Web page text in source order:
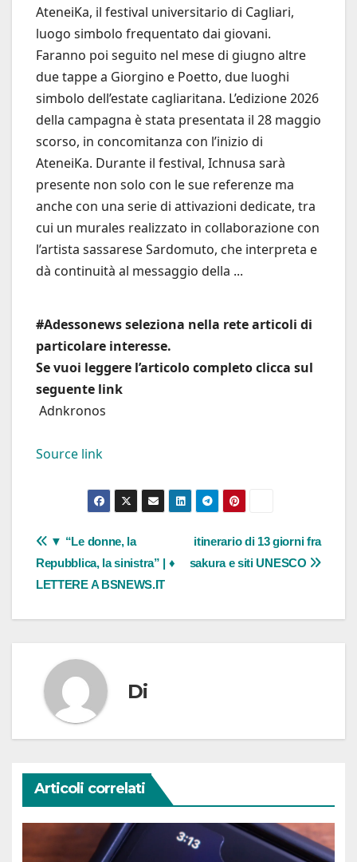
AteneiKa, il festival universitario di Cagliari,
luogo simbolo frequentato dai giovani.
Faranno poi seguito nel mese di giugno altre
due tappe a Giorgino e Poetto, due luoghi
simbolo dell’estate cagliaritana. L’edizione 2026
della campagna è stata presentata il 28 maggio
scorso, in concomitanza con l’inizio di
AteneiKa. Durante il festival, Ichnusa sarà
presente non solo con le sue referenze ma
anche con una serie di attivazioni dedicate, tra
cui un murales realizzato in collaborazione con
l’artista sassarese Sardomuto, che interpreta e
dà continuità al messaggio della ...
#Adessonews seleziona nella rete articoli di
particolare interesse.
Se vuoi leggere l’articolo completo clicca sul
seguente link
Adnkronos
Source link
Navigazione
articoli
itinerario di 13 giorni fra
sakura e siti UNESCO
▼ “Le donne, la
Repubblica, la sinistra” | ♦
LETTERE A BSNEWS.IT
Di
Articoli correlati